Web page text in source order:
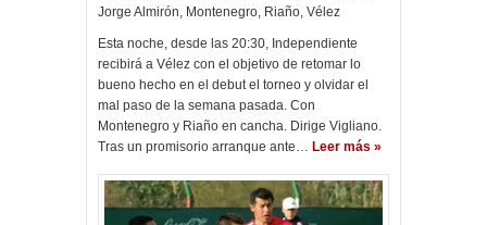
Jorge Almirón, Montenegro, Riaño, Vélez
Esta noche, desde las 20:30, Independiente
recibirá a Vélez con el objetivo de retomar lo
bueno hecho en el debut el torneo y olvidar el
mal paso de la semana pasada. Con
Montenegro y Riaño en cancha. Dirige Vigliano.
Tras un promisorio arranque ante… Leer más »